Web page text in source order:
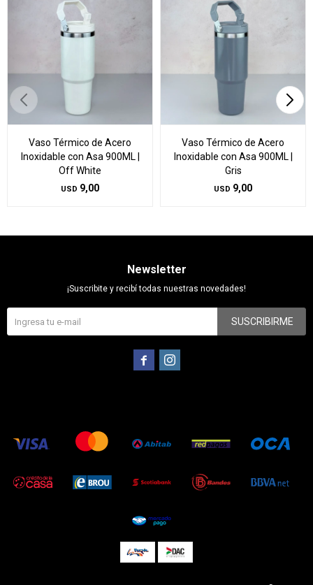
Vaso Térmico de Acero
Inoxidable con Asa 900ML |
Off White
USD 9,00
Vaso Térmico de Acero
Inoxidable con Asa 900ML |
Gris
USD 9,00
Newsletter
¡Suscribite y recibí todas nuestras novedades!
SUSCRIBIRME
 